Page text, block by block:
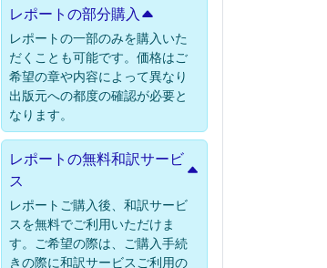
レポートの部分購入
レポートの一部のみを購入いた
だくことも可能です。価格はご
希望の章や内容によって異なり
出版元への都度の確認が必要と
なります。
レポートの無料和訳サービ
ス
レポートご購入後、和訳サービ
スを無料でご利用いただけま
す。ご希望の際は、ご購入手続
きの際に和訳サービスご利用の